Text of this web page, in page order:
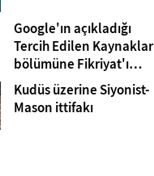
Google'ın açıkladığı
Tercih Edilen Kaynaklar
bölümüne Fikriyat'ı
eklemeyi unutmayın!
Kudüs üzerine Siyonist-
Mason ittifakı